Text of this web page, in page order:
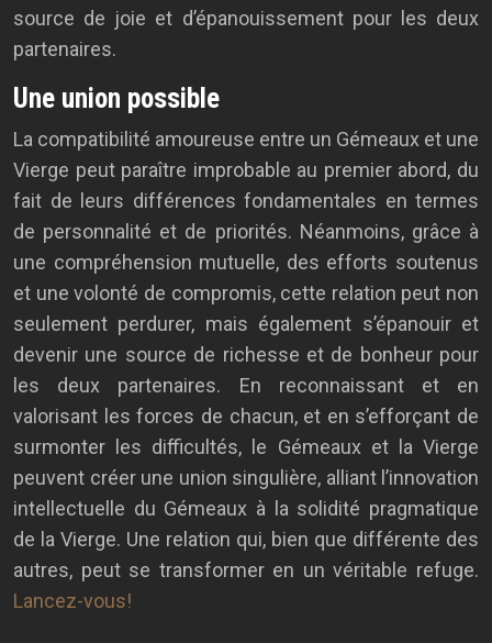
source de joie et d’épanouissement pour les deux
partenaires.
Une union possible
La compatibilité amoureuse entre un Gémeaux et une
Vierge peut paraître improbable au premier abord, du
fait de leurs différences fondamentales en termes
de personnalité et de priorités. Néanmoins, grâce à
une compréhension mutuelle, des efforts soutenus
et une volonté de compromis, cette relation peut non
seulement perdurer, mais également s’épanouir et
devenir une source de richesse et de bonheur pour
les deux partenaires. En reconnaissant et en
valorisant les forces de chacun, et en s’efforçant de
surmonter les difficultés, le Gémeaux et la Vierge
peuvent créer une union singulière, alliant l’innovation
intellectuelle du Gémeaux à la solidité pragmatique
de la Vierge. Une relation qui, bien que différente des
autres, peut se transformer en un véritable refuge.
Lancez-vous!